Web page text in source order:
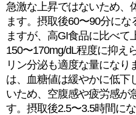
急激な上昇ではないため、
ます。摂取後60〜90分に
ますが、高GI食品に比べて
150〜170mg/dL程度に抑え
リン分泌も適度な量になり
は、血糖値は緩やかに低下
いため、空腹感や疲労感が
す。摂取後2.5〜3.5時間に